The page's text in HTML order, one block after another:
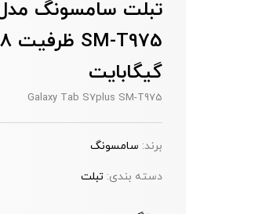
گیگابایت
Galaxy Tab S7plus SM-T975
برند: سامسونگ
دسته بندی: تبلت